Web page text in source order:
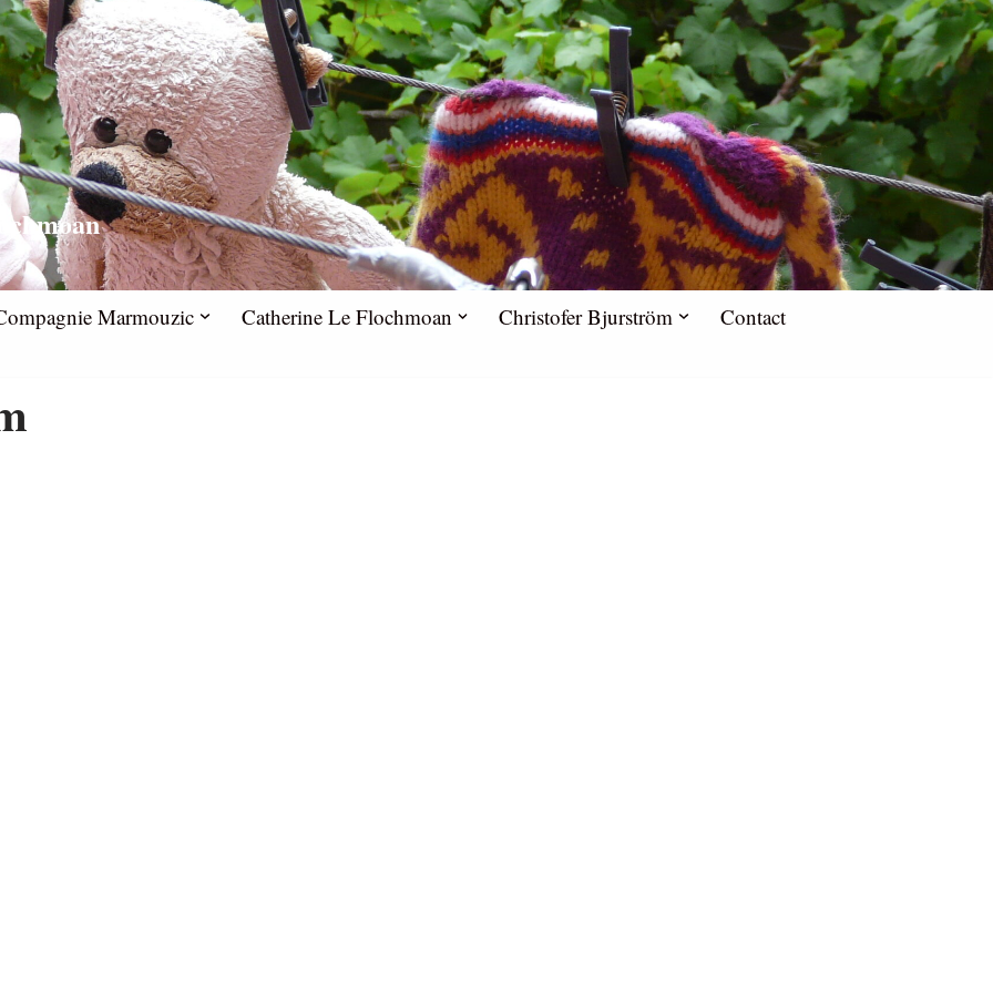
Marmouzic Catherine Le Flochmoan Christofer Bjurström
Contact